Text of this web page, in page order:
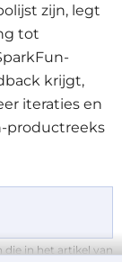
zijn, legt
tot
krijgt,
iteraties en
productreeks
die in het artikel van